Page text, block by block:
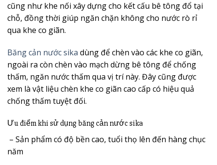
cũng như khe nối xây dựng cho kết cấu bê tông đổ tại
chỗ, đồng thời giúp ngăn chặn không cho nước rò rỉ
qua khe co giãn.
Băng cản nước sika dùng để chèn vào các khe co giãn,
ngoài ra còn chèn vào mạch dừng bê tông để chống
thấm, ngăn nước thấm qua vị trí này. Đây cũng được
xem là vật liệu chèn khe co giãn cao cấp có hiệu quả
chống thấm tuyệt đối.
Ưu điểm khi sử dụng băng cản nước sika
– Sản phẩm có độ bền cao, tuổi thọ lên đến hàng chục
năm